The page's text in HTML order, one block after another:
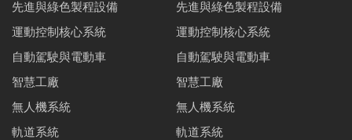
先進與綠色製程設備
運動控制核心系統
自動駕駛與電動車
智慧工廠
無人機系統
軌道系統
先進與綠色製程設備
運動控制核心系統
自動駕駛與電動車
智慧工廠
無人機系統
軌道系統